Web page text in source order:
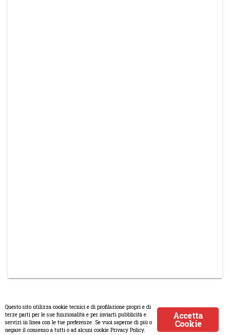
© Copyright 2008-2017 Scenaripolitici.com - Tutti i diritti
Accetta
Cookie
Questo sito utilizza cookie tecnici e di profilazione propri e di
terze parti per le sue funzionalità e per inviarti pubblicità e
servizi in linea con le tue preferenze. Se vuoi saperne di più o
negare il consenso a tutti o ad alcuni cookie Privacy Policy.